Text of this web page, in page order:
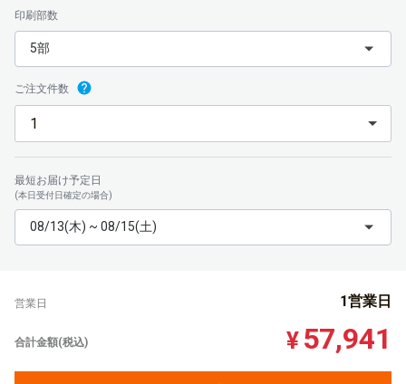
印刷部数
5部
ご注文件数
最短お届け予定日
(本日受付日確定の場合)
08/13(木) ~ 08/15(土)
営業日 1営業日
合計金額(税込) ¥ 57,941